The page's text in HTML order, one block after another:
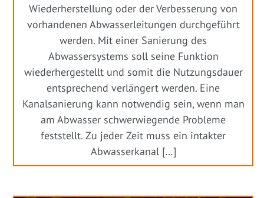
Wiederherstellung oder der Verbesserung von
vorhandenen Abwasserleitungen durchgeführt
werden. Mit einer Sanierung des
Abwassersystems soll seine Funktion
wiederhergestellt und somit die Nutzungsdauer
entsprechend verlängert werden. Eine
Kanalsanierung kann notwendig sein, wenn man
am Abwasser schwerwiegende Probleme
feststellt. Zu jeder Zeit muss ein intakter
Abwasserkanal […]